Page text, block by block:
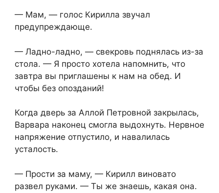
— Мам, — голос Кирилла звучал
предупреждающе.
— Ладно-ладно, — свекровь поднялась из-за
стола. — Я просто хотела напомнить, что
завтра вы приглашены к нам на обед. И
чтобы без опозданий!
Когда дверь за Аллой Петровной закрылась,
Варвара наконец смогла выдохнуть. Нервное
напряжение отпустило, и навалилась
усталость.
— Прости за маму, — Кирилл виновато
развел руками. — Ты же знаешь, какая она.